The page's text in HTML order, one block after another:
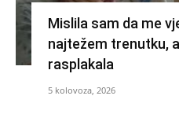
Mislila sam da me
najtežem trenutku,
rasplakala
5 kolovoza, 2026